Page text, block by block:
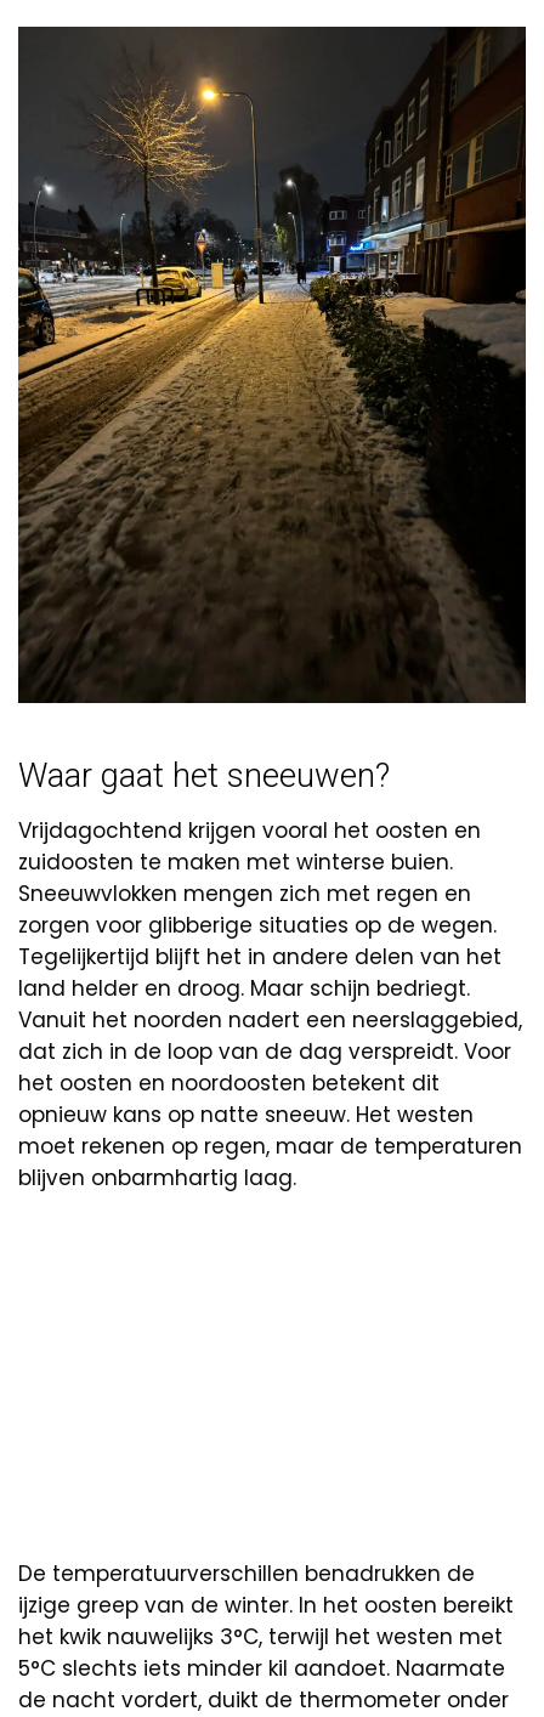
Waar gaat het sneeuwen?
Vrijdagochtend krijgen vooral het oosten en
zuidoosten te maken met winterse buien.
Sneeuwvlokken mengen zich met regen en
zorgen voor glibberige situaties op de wegen.
Tegelijkertijd blijft het in andere delen van het
land helder en droog. Maar schijn bedriegt.
Vanuit het noorden nadert een neerslaggebied,
dat zich in de loop van de dag verspreidt. Voor
het oosten en noordoosten betekent dit
opnieuw kans op natte sneeuw. Het westen
moet rekenen op regen, maar de temperaturen
blijven onbarmhartig laag.
De temperatuurverschillen benadrukken de
ijzige greep van de winter. In het oosten bereikt
het kwik nauwelijks 3°C, terwijl het westen met
5°C slechts iets minder kil aandoet. Naarmate
de nacht vordert, duikt de thermometer onder